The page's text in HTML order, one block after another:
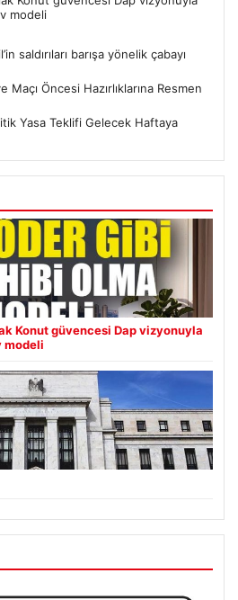
modeli
saldırıları barışa yönelik çabayı
Öncesi Hazırlıklarına Resmen
Yasa Teklifi Gelecek Haftaya
Konut güvencesi Dap vizyonuyla
modeli